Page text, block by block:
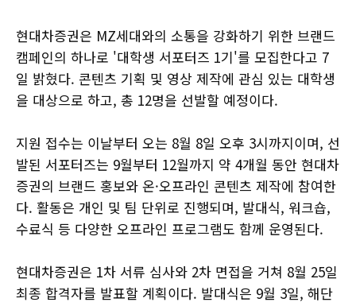
현대차증권은 MZ세대와의 소통을 강화하기 위한 브랜드
캠페인의 하나로 '대학생 서포터즈 1기'를 모집한다고 7
일 밝혔다. 콘텐츠 기획 및 영상 제작에 관심 있는 대학생
을 대상으로 하고, 총 12명을 선발할 예정이다.
지원 접수는 이날부터 오는 8월 8일 오후 3시까지이며, 선
발된 서포터즈는 9월부터 12월까지 약 4개월 동안 현대차
증권의 브랜드 홍보와 온·오프라인 콘텐츠 제작에 참여한
다. 활동은 개인 및 팀 단위로 진행되며, 발대식, 워크숍,
수료식 등 다양한 오프라인 프로그램도 함께 운영된다.
현대차증권은 1차 서류 심사와 2차 면접을 거쳐 8월 25일
최종 합격자를 발표할 계획이다. 발대식은 9월 3일, 해단